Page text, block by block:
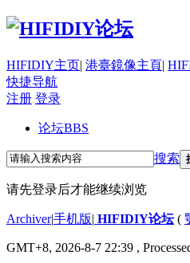
HIFIDIY主页| 港臺鏡像主頁|
快捷导航
注册 登录
论坛BBS
搜索
请先登录后才能继续浏览
Archiver|手机版| HIFIDIY论坛(
GMT+8, 2026-8-7 22:39 ,